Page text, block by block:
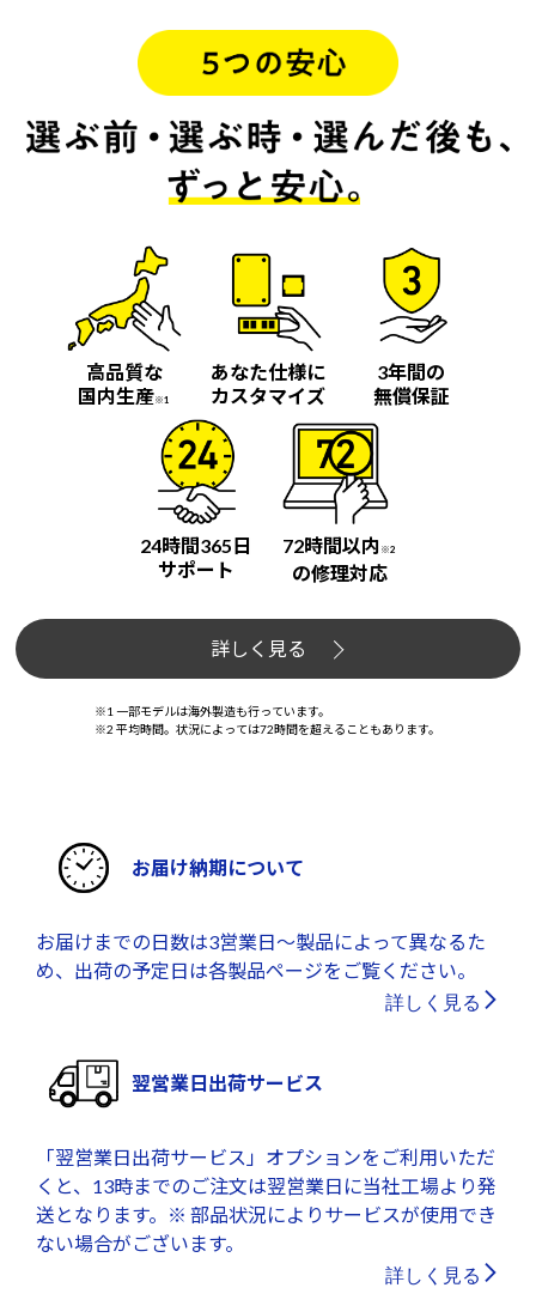
高品質な
国内生産※1
あなた仕様に
カスタマイズ
3年間の
無償保証
24時間365日
サポート
72時間以内 ※2
の修理対応
詳しく見る
※1 一部モデルは海外製造も行っています。
※2 平均時間。状況によっては72時間を超えることもあります。
お届け納期について
お届けまでの日数は3営業日～製品によって異なるた
め、出荷の予定日は各製品ページをご覧ください。
詳しく見る
翌営業日出荷サービス
「翌営業日出荷サービス」オプションをご利用いただ
くと、13時までのご注文は翌営業日に当社工場より発
送となります。※ 部品状況によりサービスが使用でき
ない場合がございます。
詳しく見る